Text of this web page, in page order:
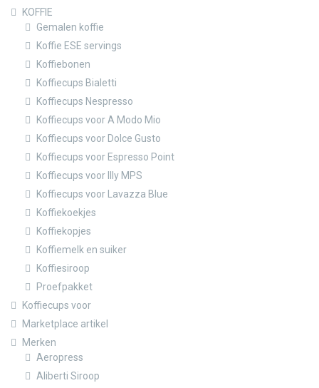
KOFFIE
Gemalen koffie
Koffie ESE servings
Koffiebonen
Koffiecups Bialetti
Koffiecups Nespresso
Koffiecups voor A Modo Mio
Koffiecups voor Dolce Gusto
Koffiecups voor Espresso Point
Koffiecups voor Illy MPS
Koffiecups voor Lavazza Blue
Koffiekoekjes
Koffiekopjes
Koffiemelk en suiker
Koffiesiroop
Proefpakket
Koffiecups voor
Marketplace artikel
Merken
Aeropress
Aliberti Siroop